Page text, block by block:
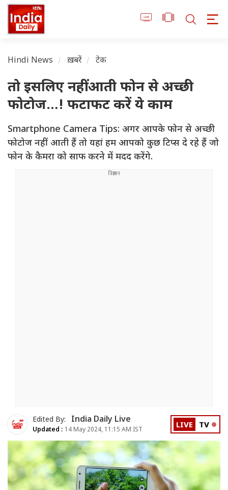
Hindi News ख़बरें टेक
तो इसलिए नहीं आती फोन से अच्छी
फोटोज…! फटाफट करें ये काम
Smartphone Camera Tips: अगर आपके फोन से अच्छी
फोटोज नहीं आती हैं तो यहां हम आपको कुछ टिप्स दे रहे हैं जो
फोन के कैमरा को साफ करने में मदद करेंगे.
Edited By: India Daily Live
Updated : 14 May 2024, 11:15 AM IST LIVE TV